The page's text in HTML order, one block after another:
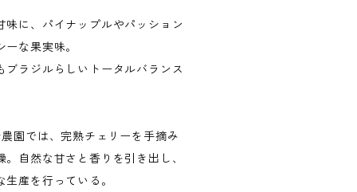
味に、パイナップルやパッション
な果実味。
ラジルらしいトータルバランス
園では、完熟チェリーを手摘み
自然な甘さと香りを引き出し、
産を行っている。